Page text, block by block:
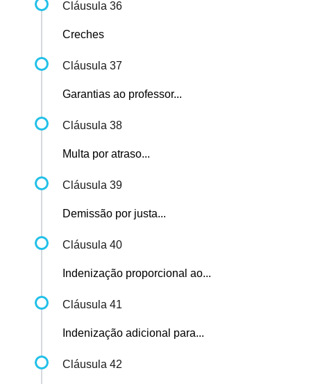
Cláusula 36
Creches
Cláusula 37
Garantias ao professor...
Cláusula 38
Multa por atraso...
Cláusula 39
Demissão por justa...
Cláusula 40
Indenização proporcional ao...
Cláusula 41
Indenização adicional para...
Cláusula 42